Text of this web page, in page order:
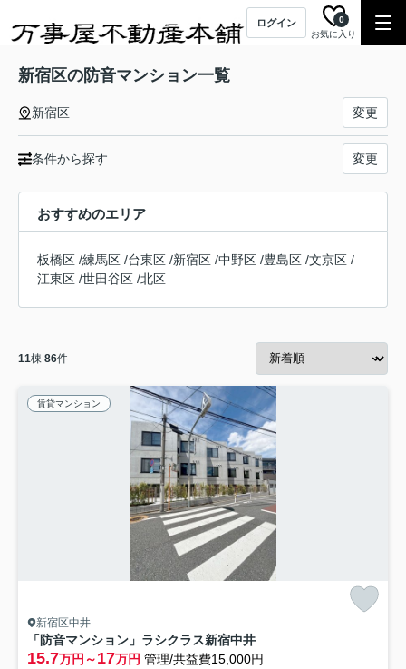
ログイン
お気に入り
0
新宿区の防音マンション一覧
新宿区 変更
条件から探す 変更
おすすめのエリア
板橋区 /練馬区 /台東区 /新宿区 /中野区 /豊島区 /文京区 /
江東区 /世田谷区 /北区
11棟 86件
賃貸マンション
新宿区中井
「防音マンション」ラシクラス新宿中井
15.7万円～17万円 管理/共益費15,000円